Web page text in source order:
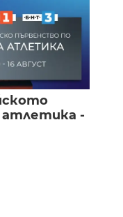
атлетика -